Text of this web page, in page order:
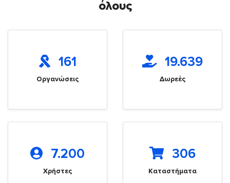
όλους
161
Οργανώσεις
19.639
Δωρεές
7.200
Χρήστες
306
Καταστήματα